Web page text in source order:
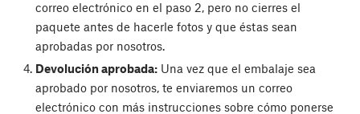
correo electrónico en el paso 2, pero no cierres el
paquete antes de hacerle fotos y que éstas sean
aprobadas por nosotros.
Devolución aprobada:Una vez que el embalaje sea
aprobado por nosotros, te enviaremos un correo
electrónico con más instrucciones sobre cómo ponerse